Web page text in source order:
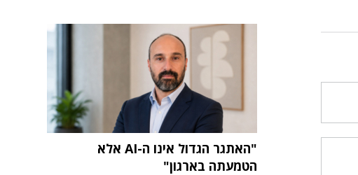
"האתגר הגדול אינו ה-AI אלא
הטמעתה בארגון"